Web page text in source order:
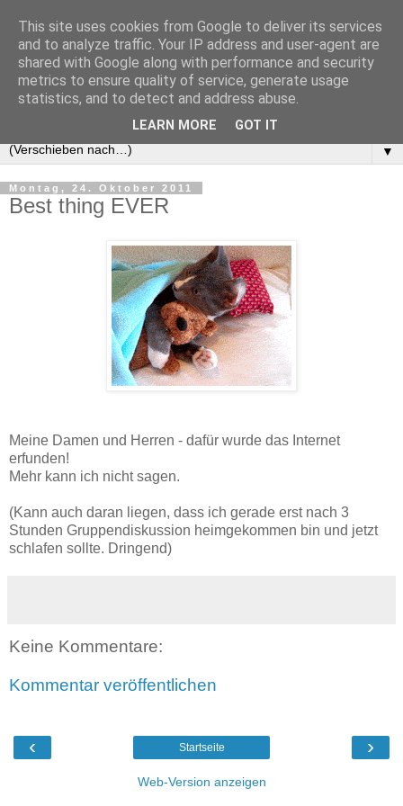
▼
Montag, 24. Oktober 2011
Best thing EVER
Meine Damen und Herren - dafür wurde das Internet
erfunden!
Mehr kann ich nicht sagen.
(Kann auch daran liegen, dass ich gerade erst nach 3
Stunden Gruppendiskussion heimgekommen bin und jetzt
schlafen sollte. Dringend)
Keine Kommentare:
Kommentar veröffentlichen
‹ ›
Startseite
Web-Version anzeigen
This site uses cookies from Google to deliver its services
and to analyze traffic. Your IP address and user-agent are
shared with Google along with performance and security
metrics to ensure quality of service, generate usage
statistics, and to detect and address abuse.
LEARN MORE GOT IT